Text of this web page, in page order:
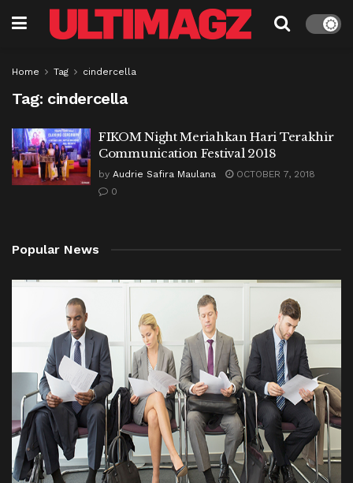
Home Tag cindercella
Tag: cindercella
FIKOM Night Meriahkan Hari Terakhir
Communication Festival 2018
by Audrie Safira Maulana
OCTOBER 7, 2018
0
Popular News